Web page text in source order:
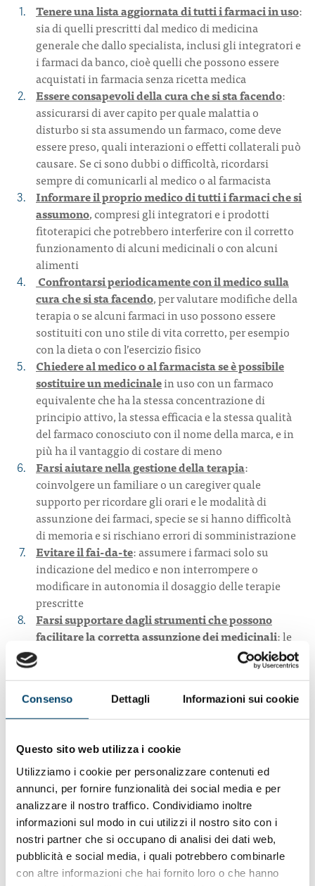
Consenso Dettagli Informazioni sui cookie
Questo sito web utilizza i cookie
Utilizziamo i cookie per personalizzare contenuti ed
annunci, per fornire funzionalità dei social media e per
analizzare il nostro traffico. Condividiamo inoltre
informazioni sul modo in cui utilizzi il nostro sito con i
nostri partner che si occupano di analisi dei dati web,
pubblicità e social media, i quali potrebbero combinarle
con altre informazioni che hai fornito loro o che hanno
Tenere una lista aggiornata di tutti i farmaci in uso:
sia di quelli prescritti dal medico di medicina
generale che dallo specialista, inclusi gli integratori e
i farmaci da banco, cioè quelli che possono essere
acquistati in farmacia senza ricetta medica
Essere consapevoli della cura che si sta facendo:
assicurarsi di aver capito per quale malattia o
disturbo si sta assumendo un farmaco, come deve
essere preso, quali interazioni o effetti collaterali può
causare. Se ci sono dubbi o difficoltà, ricordarsi
sempre di comunicarli al medico o al farmacista
Informare il proprio medico di tutti i farmaci che si
assumono, compresi gli integratori e i prodotti
fitoterapici che potrebbero interferire con il corretto
funzionamento di alcuni medicinali o con alcuni
alimenti
Confrontarsi periodicamente con il medico sulla
cura che si sta facendo, per valutare modifiche della
terapia o se alcuni farmaci in uso possono essere
sostituiti con uno stile di vita corretto, per esempio
con la dieta o con l’esercizio fisico
Chiedere al medico o al farmacista se è possibile
sostituire un medicinalein uso con un farmaco
equivalente che ha la stessa concentrazione di
principio attivo, la stessa efficacia e la stessa qualità
del farmaco conosciuto con il nome della marca, e in
più ha il vantaggio di costare di meno
Farsi aiutare nella gestione della terapia:
coinvolgere un familiare o un caregiver quale
supporto per ricordare gli orari e le modalità di
assunzione dei farmaci, specie se si hanno difficoltà
di memoria e si rischiano errori di somministrazione
Evitare il fai-da-te: assumere i farmaci solo su
indicazione del medico e non interrompere o
modificare in autonomia il dosaggio delle terapie
prescritte
Farsi supportare dagli strumenti che possono
facilitare la corretta assunzione dei medicinali: le
app e i promemoria sul cellulare, oppure i portapillole
organizzati con le dosi giornaliere o settimanali
Prestare attenzione alle possibili interazioni tra
farmaci e cibo
perché alcuni alimenti possono
modificare l’efficacia di un principio attivo contenuto
ricevute sulle modalità di assunzione (a digiuno,
prima/dopo i pasti)
Informare il medico in caso alterazioni del proprio
stato di salute dovute a fattori esterni(es. una
modifica dei valori pressori causata dal caldo/freddo),
che possono influire sui farmaci in uso